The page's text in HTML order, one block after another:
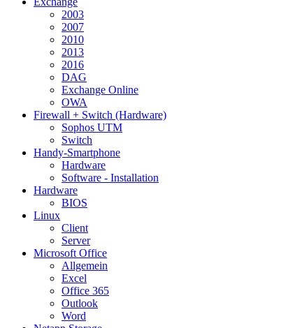
2003
2007
2010
2013
2016
DAG
Exchange Online
OWA
Firewall + Switch (Hardware)
Sophos UTM
Switch
Handy-Smartphone
Hardware
Software - Installation
Hardware
BIOS
Linux
Client
Server
Microsoft Office
Allgemein
Excel
Office 365
Outlook
Word